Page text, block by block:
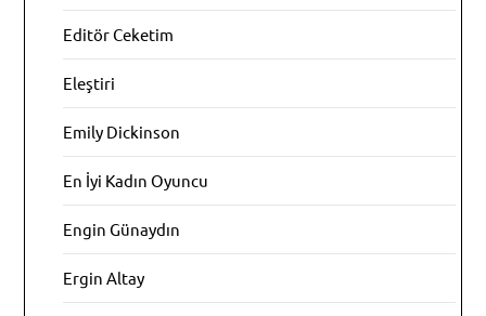
Editör Ceketim
Eleştiri
Emily Dickinson
En İyi Kadın Oyuncu
Engin Günaydın
Ergin Altay